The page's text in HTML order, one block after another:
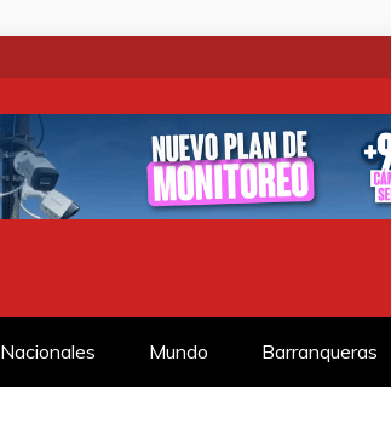
Nacionales Mundo Barranqueras